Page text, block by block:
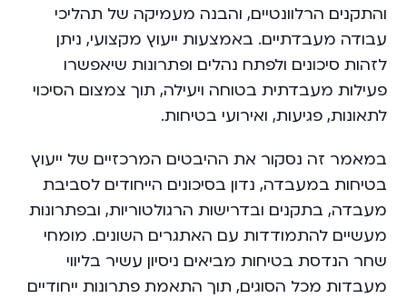
והתקנים הרלוונטיים, והבנה מעמיקה של תהליכי
עבודה מעבדתיים. באמצעות ייעוץ מקצועי, ניתן
לזהות סיכונים ולפתח נהלים ופתרונות שיאפשרו
פעילות מעבדתית בטוחה ויעילה, תוך צמצום הסיכוי
לתאונות, פגיעות, ואירועי בטיחות.
במאמר זה נסקור את ההיבטים המרכזיים של ייעוץ
בטיחות במעבדה, נדון בסיכונים הייחודים לסביבת
מעבדה, בתקנים ובדרישות הרגולטוריות, ובפתרונות
מעשיים להתמודדות עם האתגרים השונים. מומחי
שחר הנדסת בטיחות מביאים ניסיון עשיר בליווי
מעבדות מכל הסוגים, תוך התאמת פתרונות ייחודיים